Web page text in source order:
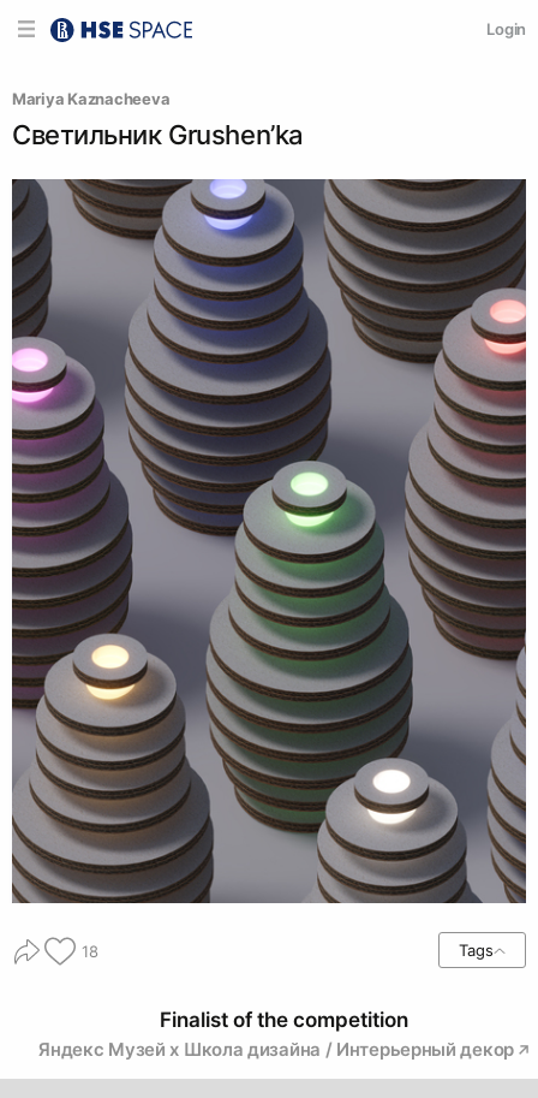
Login
Mariya Kaznacheeva
Светильник Grushen’ka
18 Tags
Finalist of the competition
Яндекс Музей х Школа дизайна / Интерьерный декор